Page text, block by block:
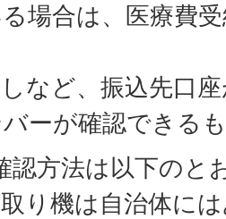
場合は、医療費
など、振込先口
ーが確認できる
認方法は以下のと
り機は自治体に